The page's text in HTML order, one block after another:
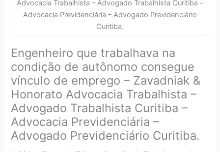
Engenheiro que trabalhava na
condição de autônomo consegue
vínculo de emprego – Zavadniak &
Honorato Advocacia Trabalhista –
Advogado Trabalhista Curitiba –
Advocacia Previdenciária –
Advogado Previdenciário Curitiba.